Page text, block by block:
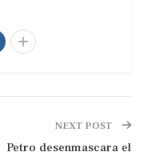
Unidos.
Washington
NEXT POST
Petro desenmascara el